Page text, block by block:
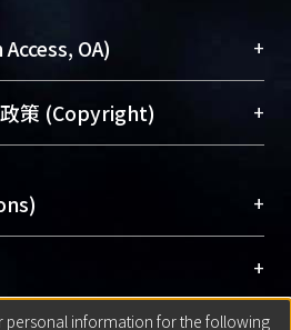
and promote researcher
works, Library integrates the
with “Academic
OA) +
度提升資訊取用性的社會運
是透過將研究著作公開供使
速研究發展、提升研究影響
選深入了解OA）
策 (Copyright) +
匯入者所有，或由第三方贊
認該版權所有者及第三方同
the submission is your
you have the right to
+
Guide)
Manual)
+
personal information for the following